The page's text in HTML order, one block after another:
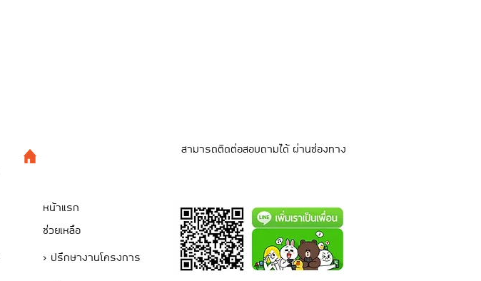
หน้าแรก
ช่วยเหลือ
> ปรึกษางานโครงการ
สามารถติดต่อสอบถามได้ ผ่านช่องทาง